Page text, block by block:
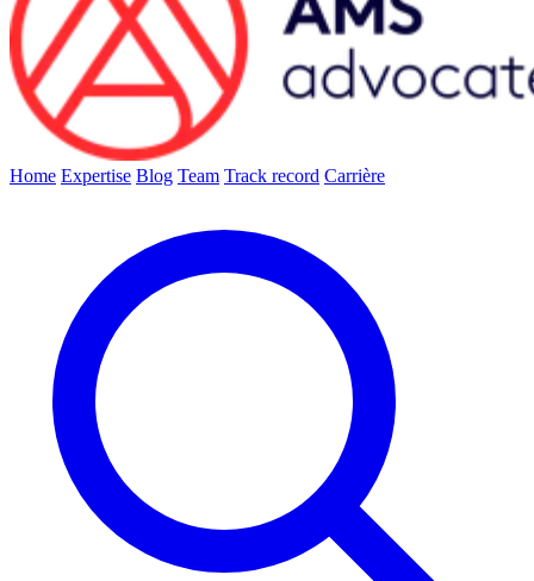
Home Expertise Blog Team Track record Carrière